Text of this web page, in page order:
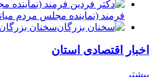
فرمند (نماينده مجلس مردم
سخنان بزرگان
اخبار اقتصادی استان
بیشتر